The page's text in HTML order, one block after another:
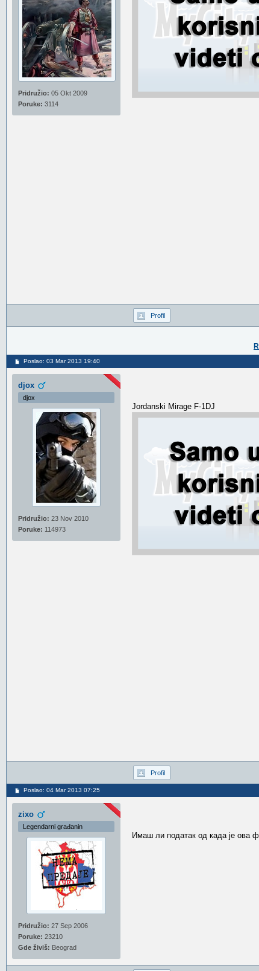
Pridružio: 05 Okt 2009
Poruke: 3114
Profil
Poslao: 03 Mar 2013 19:40
djox
djox
Pridružio: 23 Nov 2010
Poruke: 114973
Jordanski Mirage F-1DJ
Profil
Poslao: 04 Mar 2013 07:25
zixo
Legendarni građanin
Pridružio: 27 Sep 2006
Poruke: 23210
Gde živiš: Beograd
Имаш ли податак од када је ова